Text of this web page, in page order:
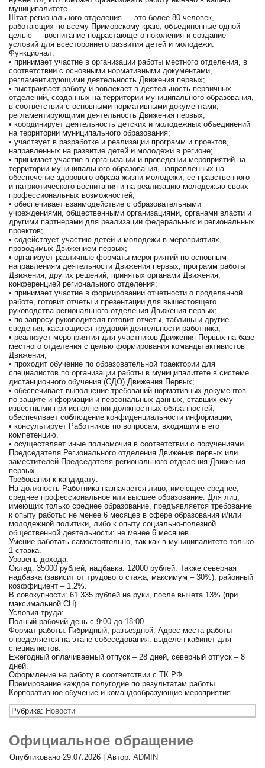
муниципалитете.
Штат регионального отделения — это более 80 человек,
работающих по всему Приморскому краю, объединенные одной
целью — воспитание подрастающего поколения и создание
условий для всестороннего развития детей и молодежи.
Функционал:
• принимает участие в организации работы местного отделения, в
соответствии с основными нормативными документами,
регламентирующими деятельность Движения первых;
• выстраивает работу и вовлекает в деятельность первичных
отделений, созданных на территории муниципального образования,
в соответствии с основными нормативными документами,
регламентирующими деятельность Движения первых;
• координирует деятельность детских и молодежных объединений
на территории муниципального образования;
• участвует в разработке и реализации программ и проектов,
направленных на развитие детей и молодежи в регионе;
• принимает участие в организации и проведении мероприятий на
территории муниципального образования, направленных на
обеспечение здорового образа жизни молодежи, ее нравственного
и патриотического воспитания и на реализацию молодежью своих
профессиональных возможностей;
• обеспечивает взаимодействие с образовательными
учреждениями, общественными организациями, органами власти и
другими партнерами для реализации федеральных и региональных
проектов;
• содействует участию детей и молодежи в мероприятиях,
проводимых Движением первых;
• организует различные форматы мероприятий по основным
направлениям деятельности Движения первых, программ работы
Движения, других решений, принятых органами Движения,
конференцией регионального отделения;
• принимает участие в формировании отчетности о проделанной
работе, готовит отчеты и презентации для вышестоящего
руководства регионального отделения Движения первых;
• по запросу руководителя готовит отчеты, таблицы и другие
сведения, касающиеся трудовой деятельности работника;
• реализует мероприятия для участников Движения Первых на базе
местного отделения с целью формирования команды активистов
Движения;
• проходит обучение по образовательной траектории для
специалистов по организации работы в муниципалитете в системе
дистанционного обучения (СДО) Движения Первых;
• обеспечивает выполнение требований нормативных документов
по защите информации и персональных данных, ставших ему
известными при исполнении должностных обязанностей,
обеспечивает соблюдение конфиденциальности информации;
• консультирует Работников по вопросам, входящим в его
компетенцию.
• осуществляет иные полномочия в соответствии с поручениями
Председателя Регионального отделения Движения первых или
заместителей Председателя регионального отделения Движения
первых
Требования к кандидату:
На должность Работника назначается лицо, имеющее среднее,
среднее профессиональное или высшее образование. Для лиц,
имеющих только среднее образование, предъявляется требование
к опыту работы: не менее 6 месяцев в сфере образования и/или
молодежной политики, либо к опыту социально-полезной
общественной деятельности: не менее 6 месяцев.
Умение работать самостоятельно, так как в муниципалитете только
1 ставка.
Уровень дохода:
Оклад: 35000 рублей, надбавка: 12000 рублей. Также северная
надбавка (зависит от трудового стажа, максимум – 30%), районный
коэффициент – 1,2%.
В совокупности: 61.335 рублей на руки, после вычета 13% (при
максимальной СН)
Условия труда:
Полный рабочий день с 9:00 до 18:00.
Формат работы: Гибридный, разъездной. Адрес места работы
определяется на этапе собеседования: выделен кабинет для
специалистов.
Ежегодный оплачиваемый отпуск – 28 дней, северный отпуск – 8
дней.
Оформление на работу в соответствии с ТК РФ.
Премирование каждое полугодие по результатам работы.
Корпоративное обучение и командообразующие мероприятия.
Рубрика: Новости
Официальное обращение
Опубликовано 29.07.2026 |Автор: ADMIN